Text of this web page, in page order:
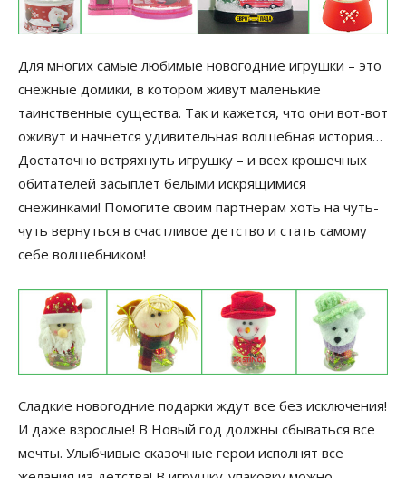
Для многих самые любимые новогодние игрушки – это
снежные домики, в котором живут маленькие
таинственные существа. Так и кажется, что они вот-вот
оживут и начнется удивительная волшебная история…
Достаточно встряхнуть игрушку – и всех крошечных
обитателей засыплет белыми искрящимися
снежинками! Помогите своим партнерам хоть на чуть-
чуть вернуться в счастливое детство и стать самому
себе волшебником!
Сладкие новогодние подарки ждут все без исключения!
И даже взрослые! В Новый год должны сбываться все
мечты. Улыбчивые сказочные герои исполнят все